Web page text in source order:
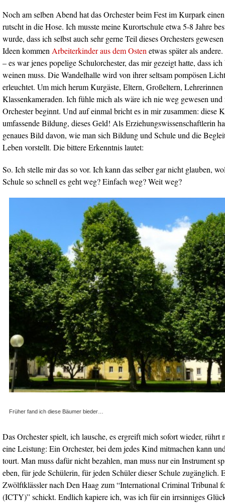
Noch am selben Abend hat das Orchester beim Fest im Kurpark
rutscht in die Hose. Ich musste meine Kurortschule etwa 5-8 Jahre
wurde, dass ich selbst auch sehr gerne Teil dieses Orchesters
Ideen kommen Arbeiterkinder aus dem Osten etwas später als andere.
– es war jenes popelige Schulorchester, das mir gezeigt hatte, dass
weinen muss. Die Wandelhalle wird von ihrer seltsam pompösen
erleuchtet. Um mich herum Kurgäste, Eltern, Großeltern,
Klassenkameraden. Ich fühle mich als wäre ich nie weg gewesen
Orchester beginnt. Und auf einmal bricht es in mir zusammen: diese
umfassende Bildung, dieses Geld! Als Erziehungswissenschaftlerin
genaues Bild davon, wie man sich Bildung und Schule und die
Leben vorstellt. Die bittere Erkenntnis lautet:
So. Ich stelle mir das so vor. Ich kann das selber gar nicht glauben,
Schule so schnell es geht weg? Einfach weg? Weit weg?
Früher fand ich diese Bäumer bieder…
Das Orchester spielt, ich lausche, es ergreift mich sofort wieder, rührt
eine Leistung: Ein Orchester, bei dem jedes Kind mitmachen kann
tourt. Man muss dafür nicht bezahlen, man muss nur ein Instrument
eben, für jede Schülerin, für jeden Schüler dieser Schule zugänglich.
Zwölftklässler nach Den Haag zum “International Criminal Tribunal
(ICTY)” schickt. Endlich kapiere ich, was ich für ein irrsinniges